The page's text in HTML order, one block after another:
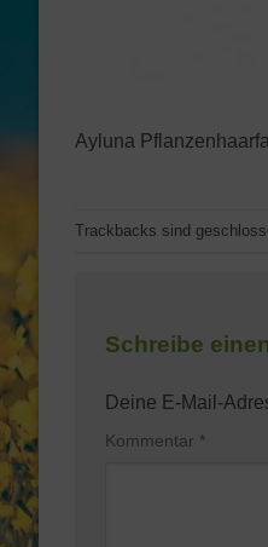
Ayluna
Trackbacks sind
Schreibe
Deine E-Mail-
Kommentar *